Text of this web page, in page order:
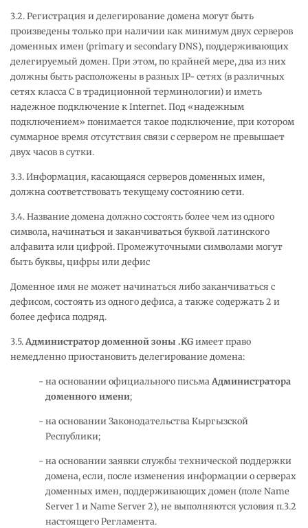
3.2. Регистрация и делегирование домена могут быть
произведены только при наличии как минимум двух серверов
доменных имен (рrimary и secondary DNS), поддерживающих
делегируемый домен. При этом, по крайней мере, два из них
должны быть расположены в разных IP- сетях (в различных
сетях класса С в традиционной терминологии) и иметь
надежное подключение к Internet. Под «надежным
подключением» понимается такое подключение, при котором
суммарное время отсутствия связи с сервером не превышает
двух часов в сутки.
3.3. Информация, касающаяся серверов доменных имен,
должна соответствовать текущему состоянию сети.
3.4. Название домена должно состоять более чем из одного
символа, начинаться и заканчиваться буквой латинского
алфавита или цифрой. Промежуточными символами могут
быть буквы, цифры или дефис
Доменное имя не может начинаться либо заканчиваться с
дефисом, состоять из одного дефиса, а также содержать 2 и
более дефиса подряд.
3.5. Администратор доменной зоны .KG имеет право
немедленно приостановить делегирование домена:
на основании официального письма Администратора
доменного имени;
на основании Законодательства Кыргызской
Республики;
на основании заявки службы технической поддержки
домена, если, после изменения информации о серверах
доменных имен, поддерживающих домен (поле Name
Server 1 и Name Server 2), не выполняются условия п.3.2
настоящего Регламента.